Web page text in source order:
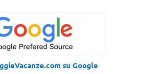
su Google